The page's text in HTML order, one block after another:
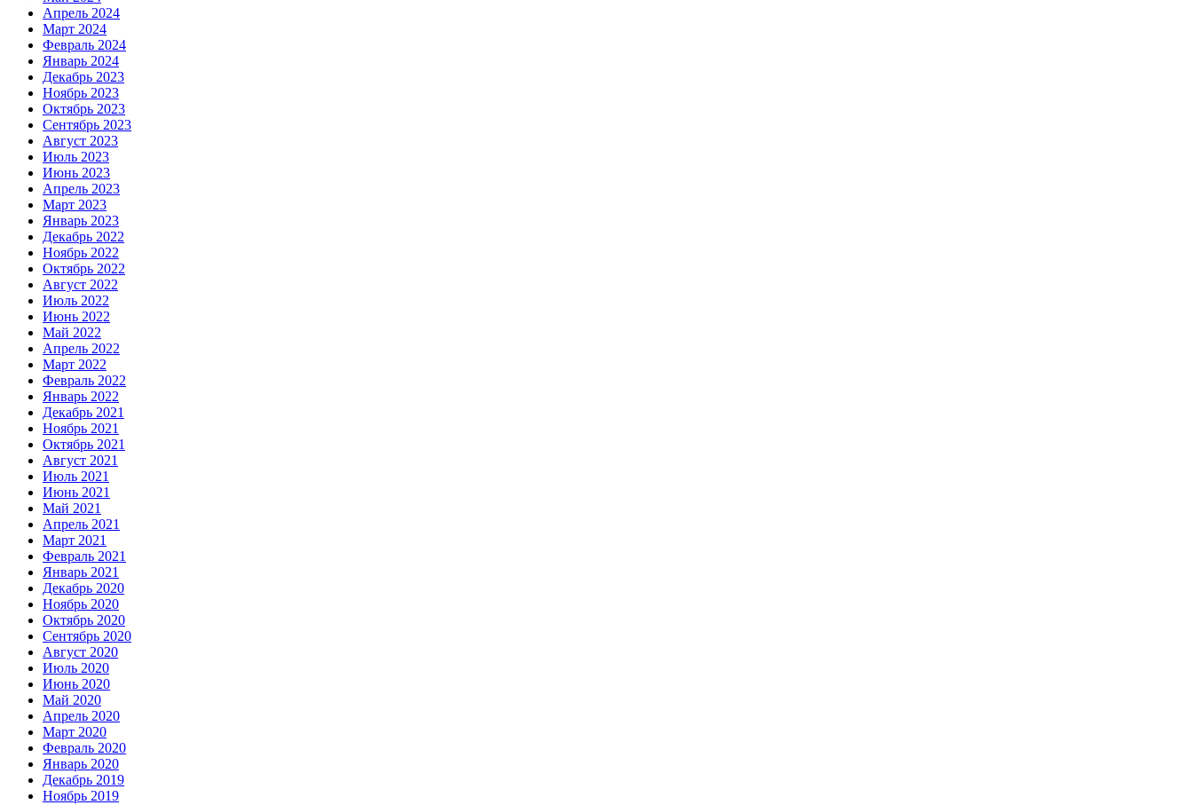
Апрель 2024
Март 2024
Февраль 2024
Январь 2024
Декабрь 2023
Ноябрь 2023
Октябрь 2023
Сентябрь 2023
Август 2023
Июль 2023
Июнь 2023
Апрель 2023
Март 2023
Январь 2023
Декабрь 2022
Ноябрь 2022
Октябрь 2022
Август 2022
Июль 2022
Июнь 2022
Май 2022
Апрель 2022
Март 2022
Февраль 2022
Январь 2022
Декабрь 2021
Ноябрь 2021
Октябрь 2021
Август 2021
Июль 2021
Июнь 2021
Май 2021
Апрель 2021
Март 2021
Февраль 2021
Январь 2021
Декабрь 2020
Ноябрь 2020
Октябрь 2020
Сентябрь 2020
Август 2020
Июль 2020
Июнь 2020
Май 2020
Апрель 2020
Март 2020
Февраль 2020
Январь 2020
Декабрь 2019
Ноябрь 2019